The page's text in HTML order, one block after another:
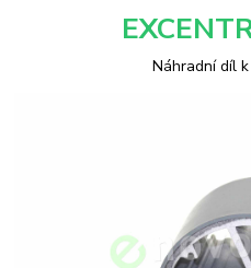
Náhradní díl